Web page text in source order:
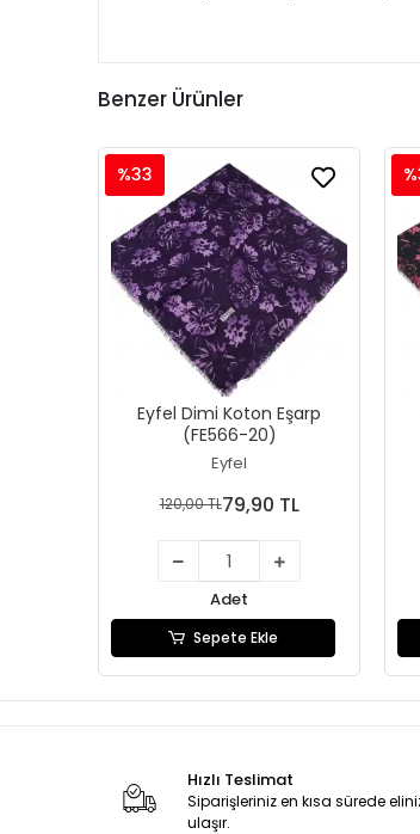
Benzer Ürünler
Eyfel Dimi Koton Eşarp
(FE566-20)
Eyfel
%33
120,00 TL79,90 TL
Adet
Sepete Ekle
Hızlı Teslimat
Siparişleriniz en kısa sürede
ulaşır.